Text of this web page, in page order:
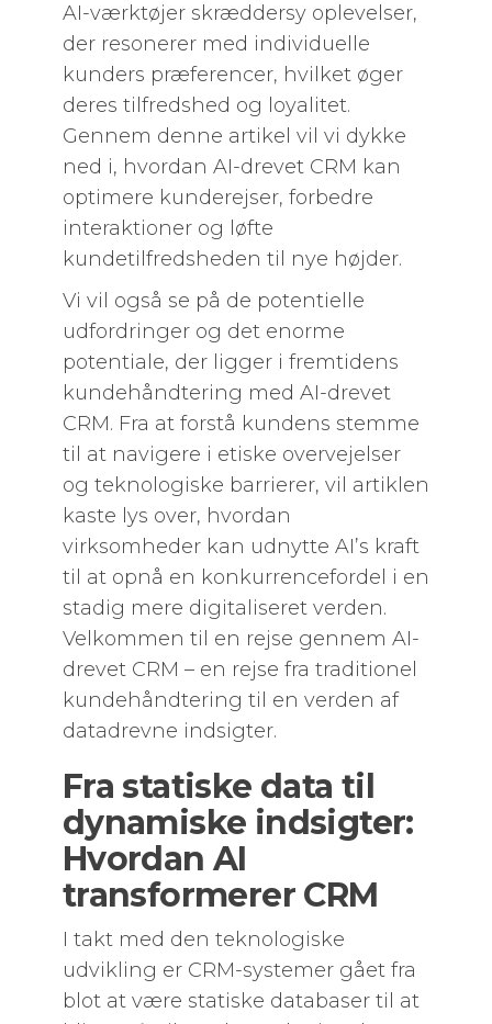
AI-værktøjer skræddersy oplevelser,
der resonerer med individuelle
kunders præferencer, hvilket øger
deres tilfredshed og loyalitet.
Gennem denne artikel vil vi dykke
ned i, hvordan AI-drevet CRM kan
optimere kunderejser, forbedre
interaktioner og løfte
kundetilfredsheden til nye højder.
Vi vil også se på de potentielle
udfordringer og det enorme
potentiale, der ligger i fremtidens
kundehåndtering med AI-drevet
CRM. Fra at forstå kundens stemme
til at navigere i etiske overvejelser
og teknologiske barrierer, vil artiklen
kaste lys over, hvordan
virksomheder kan udnytte AI’s kraft
til at opnå en konkurrencefordel i en
stadig mere digitaliseret verden.
Velkommen til en rejse gennem AI-
drevet CRM – en rejse fra traditionel
kundehåndtering til en verden af
datadrevne indsigter.
Fra statiske data til
dynamiske indsigter:
Hvordan AI
transformerer CRM
I takt med den teknologiske
udvikling er CRM-systemer gået fra
blot at være statiske databaser til at